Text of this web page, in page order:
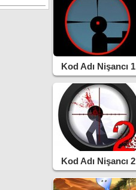
Kod Adı Nişancı 1
Kod Adı Nişancı 2